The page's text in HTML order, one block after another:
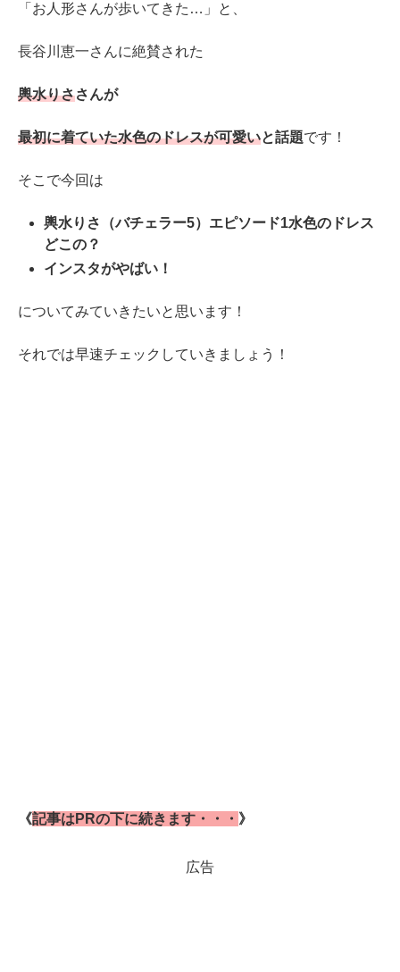
「お人形さんが歩いてきた…」と、
長谷川恵一さんに絶賛された
輿水りささんが
最初に着ていた水色のドレスが可愛いと話題です！
そこで今回は
輿水りさ（バチェラー5）エピソード1水色のドレス
どこの？
インスタがやばい！
についてみていきたいと思います！
それでは早速チェックしていきましょう！
《記事はPRの下に続きます・・・ 》
広告